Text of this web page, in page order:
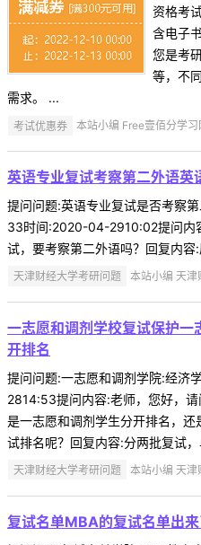
资格考
含电子
您是考
等，不
需求。 ...
考试优惠券 本站小编 Free壹佰分学
英语专业复试考察第二外语英
提问问题:英语专业复试是否考察
33时间:2020-04-2910:02提问内
试，要考察第二外语吗？回复内容
天津财经大学考研问题 本站小编 天
一志愿和调剂学校复试保护
开排名
提问问题:一志愿和调剂学院:经
2814:53提问内容:老师，您好，
是一志愿和调剂学生分开排名，
试排名呢？回复内容:分两批复试
天津财经大学考研问题 本站小编 天
复试名单MBA的复试名单出